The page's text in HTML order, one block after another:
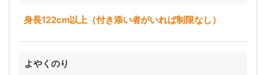
身長122cm以上（付き添い者がいれば制限なし）
よやくのり